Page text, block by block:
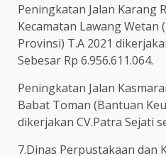
Peningkatan Jalan Karang
Kecamatan Lawang Wetan
Provinsi) T.A 2021
Sebesar Rp 6.956.611.064.
Peningkatan Jalan
Babat Toman (Bantuan
dikerjakan CV.Patra Sejati
7.Dinas Perpustakaan dan